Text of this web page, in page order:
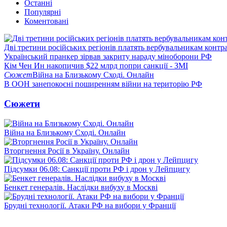
Останні
Популярні
Коментовані
Дві третини російських регіонів платять вербувальникам
Український пранкер зірвав закриту нараду міноборони РФ
Кім Чен Ин накопичив $22 млрд попри санкції - ЗМІ
СюжетВійна на Близькому Сході. Онлайн
В ООН занепокоєні поширенням війни на територію РФ
Сюжети
Війна на Близькому Сході. Онлайн
Вторгнення Росії в Україну. Онлайн
Підсумки 06.08: Санкції проти РФ і дрон у Лейпцигу
Бенкет генералів. Наслідки вибуху в Москві
Брудні технології. Атаки РФ на вибори у Франції